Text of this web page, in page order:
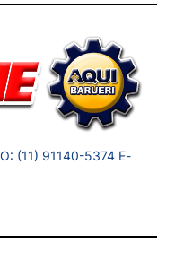
(11) 91140-5374 E-